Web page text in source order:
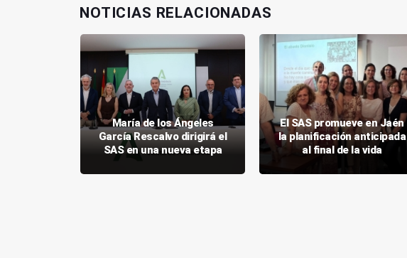
NOTICIAS RELACIONADAS
María de los Ángeles
García Rescalvo dirigirá el
SAS en una nueva etapa
El SAS promueve en Jaén
la planificación anticipada
al final de la vida